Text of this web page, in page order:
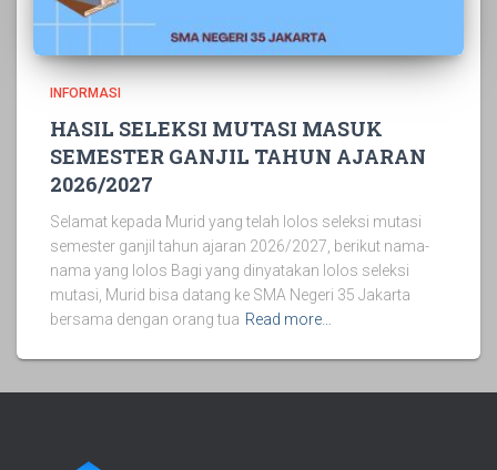
INFORMASI
HASIL SELEKSI MUTASI MASUK
SEMESTER GANJIL TAHUN AJARAN
2026/2027
Selamat kepada Murid yang telah lolos seleksi mutasi
semester ganjil tahun ajaran 2026/2027, berikut nama-
nama yang lolos Bagi yang dinyatakan lolos seleksi
mutasi, Murid bisa datang ke SMA Negeri 35 Jakarta
bersama dengan orang tua Read more…